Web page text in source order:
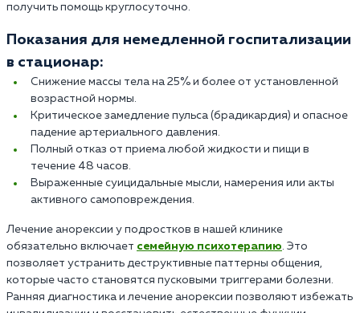
получить помощь круглосуточно.
Показания для немедленной госпитализации
в стационар:
Снижение массы тела на 25% и более от установленной
возрастной нормы.
Критическое замедление пульса (брадикардия) и опасное
падение артериального давления.
Полный отказ от приема любой жидкости и пищи в
течение 48 часов.
Выраженные суицидальные мысли, намерения или акты
активного самоповреждения.
Лечение анорексии у подростков в нашей клинике
обязательно включает семейную психотерапию. Это
позволяет устранить деструктивные паттерны общения,
которые часто становятся пусковыми триггерами болезни.
Ранняя диагностика и лечение анорексии позволяют избежать